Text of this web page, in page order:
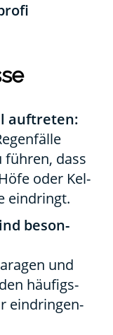
auf­tre­ten:
füh­ren, dass
oder Kel­
ein­dringt.
beson­
und
häu­figs­
ein­drin­gen­